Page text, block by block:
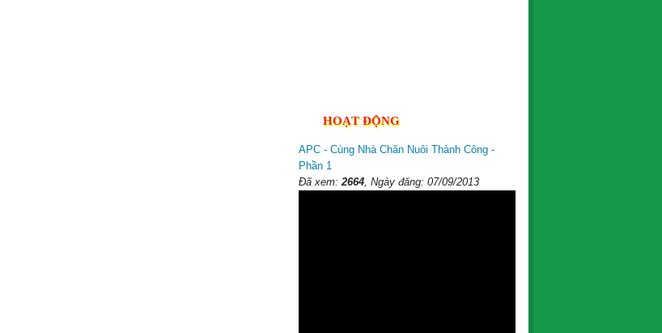
HOẠT ĐỘNG
APC - Cùng Nhà Chăn Nuôi Thành Công -
Phần 1
Đã xem:2664, Ngày đăng: 07/09/2013